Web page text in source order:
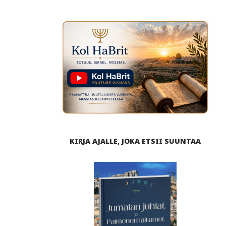
KIRJA AJALLE, JOKA ETSII SUUNTAA